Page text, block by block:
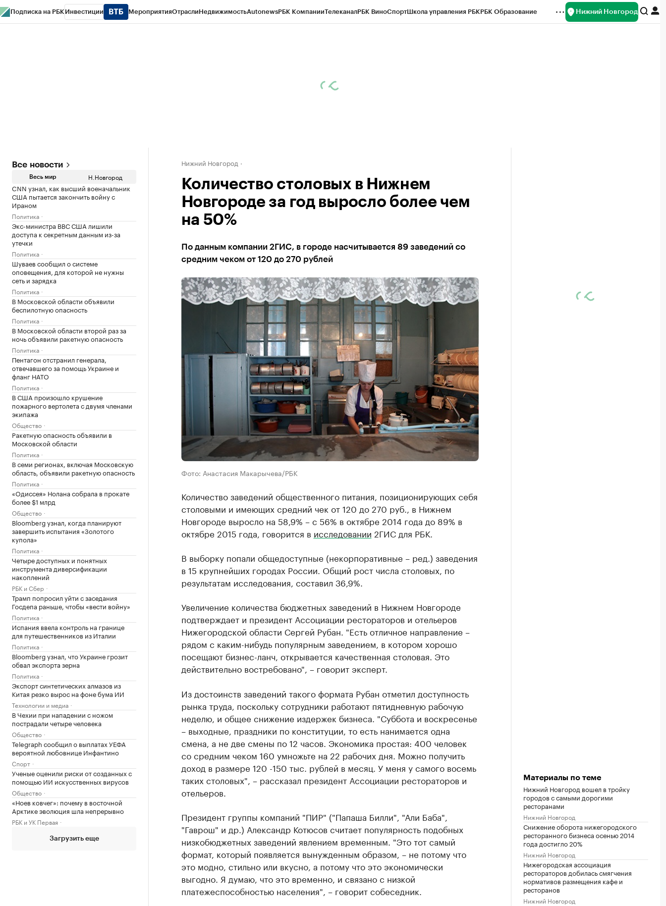
Подписка на РБК Инвестиции МероприятияОтраслиНедвижимостьAutonewsРБК КомпанииТелеканалРБК ВиноСпортШкола управления РБКРБК Образование Нижний Новгород
Все новости
Весь мир Н.Новгород
CNN узнал, как высший военачальник
США пытается закончить войну с
Ираном
Политика
Экс-министра ВВС США лишили
доступа к секретным данным из-за
утечки
Политика
Шуваев сообщил о системе
оповещения, для которой не нужны
сеть и зарядка
Политика
В Московской области объявили
беспилотную опасность
Политика
В Московской области второй раз за
ночь объявили ракетную опасность
Политика
Пентагон отстранил генерала,
отвечавшего за помощь Украине и
фланг НАТО
Политика
В США произошло крушение
пожарного вертолета с двумя членами
экипажа
Общество
Ракетную опасность объявили в
Московской области
Политика
В семи регионах, включая Московскую
область, объявили ракетную опасность
Политика
«Одиссея» Нолана собрала в прокате
более $1 млрд
Общество
Bloomberg узнал, когда планируют
завершить испытания «Золотого
купола»
Политика
Четыре доступных и понятных
инструмента диверсификации
накоплений
РБК и Сбер
Трамп попросил уйти с заседания
Госдепа раньше, чтобы «вести войну»
Политика
Испания ввела контроль на границе
для путешественников из Италии
Политика
Bloomberg узнал, что Украине грозит
обвал экспорта зерна
Политика
Экспорт синтетических алмазов из
Китая резко вырос на фоне бума ИИ
Технологии и медиа
В Чехии при нападении с ножом
пострадали четыре человека
Общество
Telegraph сообщил о выплатах УЕФА
вероятной любовнице Инфантино
Спорт
Ученые оценили риски от созданных с
помощью ИИ искусственных вирусов
Общество
«Ноев ковчег»: почему в восточной
Арктике эволюция шла непрерывно
РБК и УК Первая
Загрузить еще
Нижний Новгород
Количество столовых в Нижнем
Новгороде за год выросло более чем
на 50%
По данным компании 2ГИС, в городе насчитывается 89 заведений со
средним чеком от 120 до 270 рублей
Фото: Анастасия Макарычева/РБК
Количество заведений общественного питания, позиционирующих себя
столовыми и имеющих средний чек от 120 до 270 руб., в Нижнем
Новгороде выросло на 58,9% – с 56% в октябре 2014 года до 89% в
октябре 2015 года, говорится в исследовании 2ГИС для РБК.
В выборку попали общедоступные (некорпоративные – ред.) заведения
в 15 крупнейших городах России. Общий рост числа столовых, по
результатам исследования, составил 36,9%.
Увеличение количества бюджетных заведений в Нижнем Новгороде
подтверждает и президент Ассоциации рестораторов и отельеров
Нижегородской области Сергей Рубан. "Есть отличное направление –
рядом с каким-нибудь популярным заведением, в котором хорошо
посещают бизнес-ланч, открывается качественная столовая. Это
действительно востребовано", – говорит эксперт.
Из достоинств заведений такого формата Рубан отметил доступность
рынка труда, поскольку сотрудники работают пятидневную рабочую
неделю, и общее снижение издержек бизнеса. "Суббота и воскресенье
– выходные, праздники по конституции, то есть нанимается одна
смена, а не две смены по 12 часов. Экономика простая: 400 человек
со средним чеком 160 умножьте на 22 рабочих дня. Можно получить
доход в размере 120 -150 тыс. рублей в месяц. У меня у самого восемь
таких столовых", – рассказал президент Ассоциации рестораторов и
отельеров.
Президент группы компаний "ПИР" ("Папаша Билли", "Али Баба",
"Гаврош" и др.) Александр Котюсов считает популярность подобных
низкобюджетных заведений явлением временным. "Это тот самый
формат, который появляется вынужденным образом, – не потому что
это модно, стильно или вкусно, а потому что это экономически
выгодно. Я думаю, что это временно, и связано с низкой
платежеспособностью населения", – говорит собеседник.
Материалы по теме
Нижний Новгород вошел в тройку
городов с самыми дорогими
ресторанами
Нижний Новгород
Снижение оборота нижегородского
ресторанного бизнеса осенью 2014
года достигло 20%
Нижний Новгород
Нижегородская ассоциация
рестораторов добилась смягчения
нормативов размещения кафе и
ресторанов
Нижний Новгород